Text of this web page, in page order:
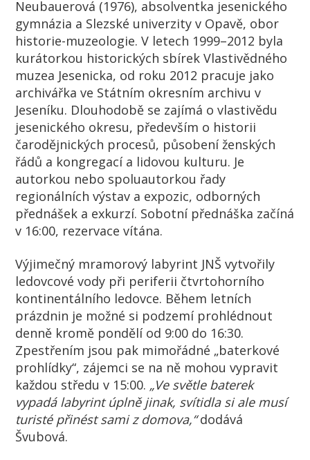
Neubauerová (1976), absolventka jesenického
gymnázia a Slezské univerzity v Opavě, obor
historie-muzeologie. V letech 1999–2012 byla
kurátorkou historických sbírek Vlastivědného
muzea Jesenicka, od roku 2012 pracuje jako
archivářka ve Státním okresním archivu v
Jeseníku. Dlouhodobě se zajímá o vlastivědu
jesenického okresu, především o historii
čarodějnických procesů, působení ženských
řádů a kongregací a lidovou kulturu. Je
autorkou nebo spoluautorkou řady
regionálních výstav a expozic, odborných
přednášek a exkurzí. Sobotní přednáška začíná
v 16:00, rezervace vítána.
Výjimečný mramorový labyrint JNŠ vytvořily
ledovcové vody při periferii čtvrtohorního
kontinentálního ledovce. Během letních
prázdnin je možné si podzemí prohlédnout
denně kromě pondělí od 9:00 do 16:30.
Zpestřením jsou pak mimořádné „baterkové
prohlídky“, zájemci se na ně mohou vypravit
každou středu v 15:00. „Ve světle baterek
vypadá labyrint úplně jinak, svítidla si ale musí
turisté přinést sami z domova,“dodává
Švubová.